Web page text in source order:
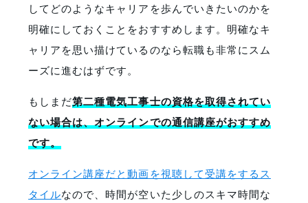
してどのようなキャリアを歩んでいきたいのかを
明確にしておくことをおすすめします。明確なキ
ャリアを思い描けているのなら転職も非常にスム
ーズに進むはずです。
もしまだ第二種電気工事士の資格を取得されてい
ない場合は、オンラインでの通信講座がおすすめ
です。
オンライン講座だと動画を視聴して受講をするス
タイルなので、時間が空いた少しのスキマ時間な